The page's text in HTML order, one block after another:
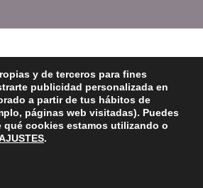
y de terceros para fines
publicidad personalizada en
a partir de tus hábitos de
páginas web visitadas). Puedes
qué cookies estamos utilizando o
.